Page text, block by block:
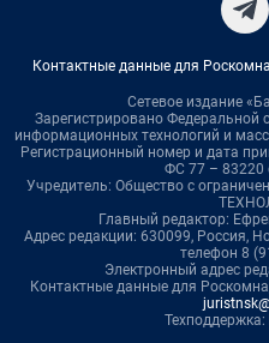
Контактные данные для
Сетевое издание
Зарегистрировано Федеральной
информационных технологий и
Регистрационный номер и дата
ФС 77 – 83220
Учредитель: Общество с
Главный редактор:
Адрес редакции: 630099, Россия,
телефон 8
Электронный адрес
Контактные данные для
Техподдержка: